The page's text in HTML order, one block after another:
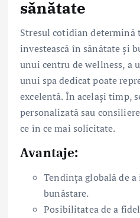
sănătate
Stresul cotidian
investească în sănătate și
unui centru de wellness, a
unui spa dedicat poate
excelentă. În același timp,
personalizată sau
ce în ce mai solicitate.
Avantaje:
Tendința globală de
bunăstare.
Posibilitatea de a